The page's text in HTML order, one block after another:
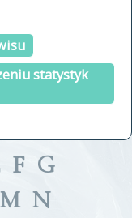
statystyk
tergo
F G
M N